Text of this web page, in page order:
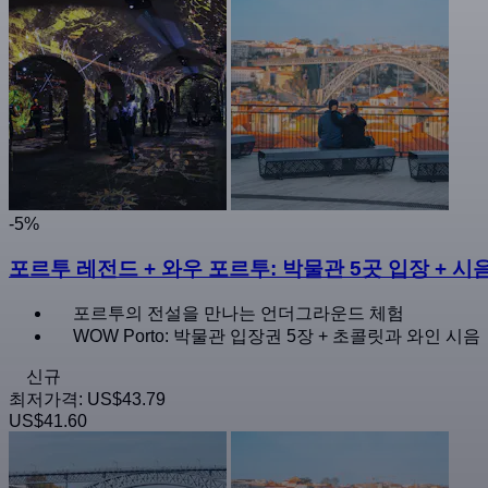
-5%
포르투 레전드 + 와우 포르투: 박물관 5곳 입장 + 시
포르투의 전설을 만나는 언더그라운드 체험
WOW Porto: 박물관 입장권 5장 + 초콜릿과 와인 시음
신규
최저가격: US$43.79
US$41.60